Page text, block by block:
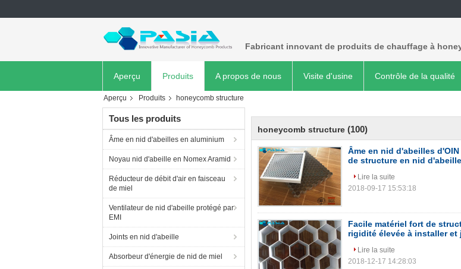
Fabricant innovant de produits de chauffage à
Aperçu Produits A propos de nous Visite d'usine Contrôle de la qualité
Aperçu Produits honeycomb structure
Tous les produits
Âme en nid d'abeilles en aluminium
Noyau nid d'abeille en Nomex Aramid
Réducteur de débit d'air en faisceau
de miel
Ventilateur de nid d'abeille protégé par
EMI
Joints en nid d'abeille
Absorbeur d'énergie de nid de miel
honeycomb structure (100)
Âme en nid d'abeilles
de structure en nid
Lire la suite
2018-09-17 15:53:18
Facile matériel fort de
rigidité élevée à installer et
Lire la suite
2018-12-17 14:28:03